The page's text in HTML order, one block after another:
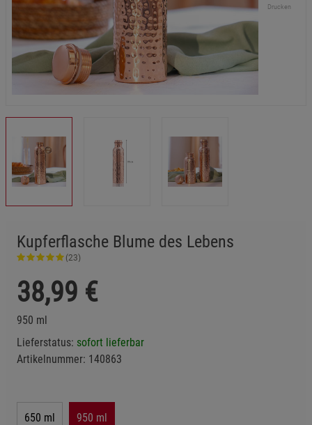
Drucken
Kupferflasche Blume des Lebens
(23)
38,99 €
950 ml
Lieferstatus: sofort lieferbar
Artikelnummer: 140863
650 ml 950 ml